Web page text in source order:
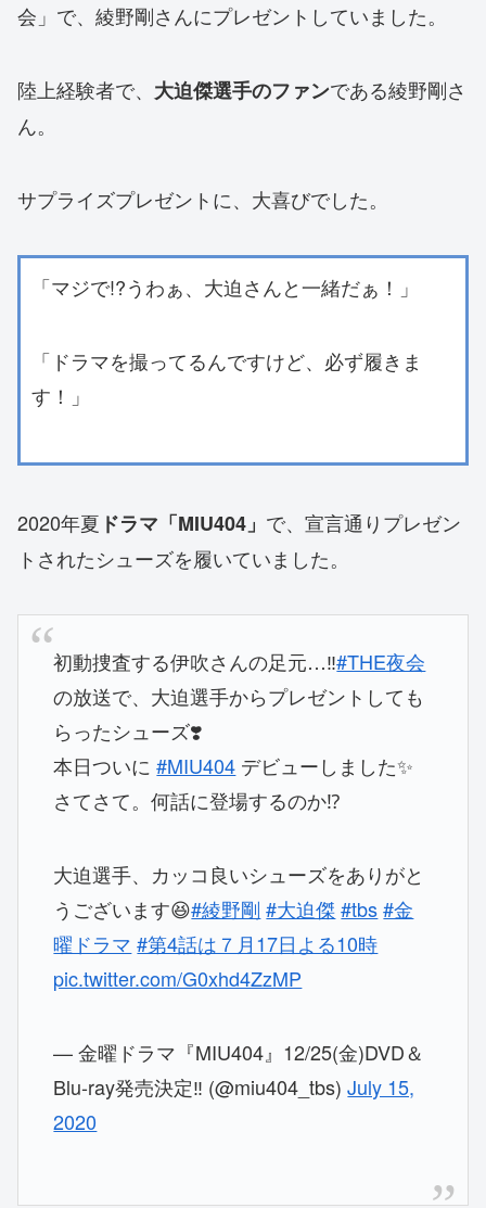
会」で、綾野剛さんにプレゼントしていました。
陸上経験者で、 大迫傑選手のファンである綾野剛さ
ん。
サプライズプレゼントに、大喜びでした。
「マジで!?うわぁ、大迫さんと一緒だぁ！」
「ドラマを撮ってるんですけど、必ず履きま
す！」
2020年夏 ドラマ「MIU404」 で、宣言通りプレゼン
トされたシューズを履いていました。
初動捜査する伊吹さんの足元…‼️#THE夜会
の放送で、大迫選手からプレゼントしても
らったシューズ❣️
本日ついに#MIU404 デビューしました✨
さてさて。何話に登場するのか⁉️
大迫選手、カッコ良いシューズをありがと
うございます😆#綾野剛 #大迫傑 #tbs #金
曜ドラマ #第4話は７月17日よる10時
pic.twitter.com/G0xhd4ZzMP
— 金曜ドラマ『MIU404』12/25(金)DVD＆
Blu-ray発売決定‼︎ (@miu404_tbs)July 15,
2020